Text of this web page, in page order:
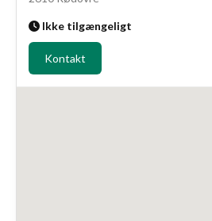
Ikke tilgængeligt
Kontakt